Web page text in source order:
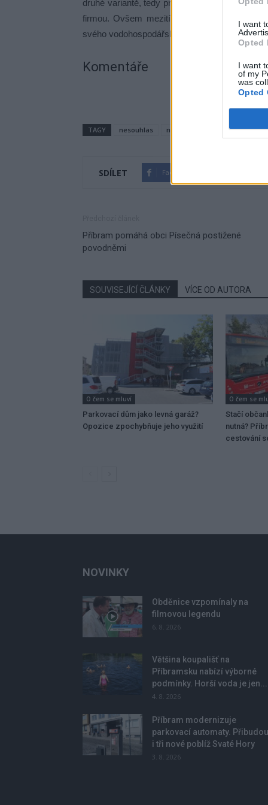
I want
Opted
I want
of my
was
Opted
druhé variantě, tedy provozovaní
firmou. Ovšem mezitím zřejmě v prosinci
svého vodohospodářského majetku.
Komentáře
TAGY nesouhlas nucená správa Příbram
SDÍLET Facebook
Příbram pomáhá obci Písečná postižené
povodněmi
SOUVISEJÍCÍ ČLÁNKY VÍCE OD AUTORA
O čem se mluví
Parkovací dům jako levná garáž?
Opozice zpochybňuje jeho využití
O čem se
Stačí
nutná?
cestování
NOVINKY
Obděnice vzpomínaly na
filmovou legendu
6. 8. 2026
Většina koupališť na
Příbramsku nabízí výborné
podmínky. Horší voda je jen...
4. 8. 2026
Příbram modernizuje
parkovací automaty. Přibudou
i tři nové poblíž Svaté Hory
3. 8. 2026